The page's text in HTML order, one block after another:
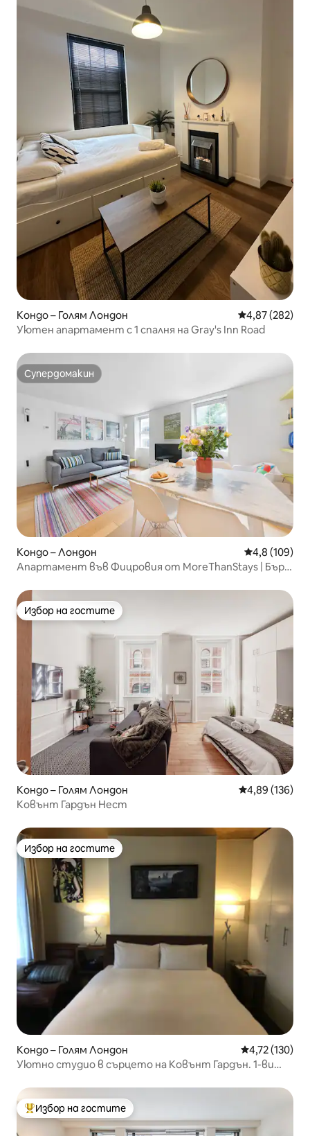
Кондо – Голям Лондон Средна
4,87 (282)
Уютен апартамент с 1 спалня на Gray's Inn Road
Супердомакин
Супердомакин
Кондо – Лондон Средна
4,8 (109)
Апартамент във Фицровия от MoreThanStays | Бърз
Избор на гостите
Избор на гостите
Кондо – Голям Лондон Средна
4,89 (136)
Ковънт Гардън Нест
Избор на гостите
Избор на гостите
Кондо – Голям Лондон Средна
4,72 (130)
Уютно студио в сърцето на Ковънт Гардън. 1-ви
Най-популярен избор на гостите
Избор на гостите